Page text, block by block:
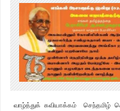
வாழ்த்துக் கவியாக்கம் செந்தமிழ்